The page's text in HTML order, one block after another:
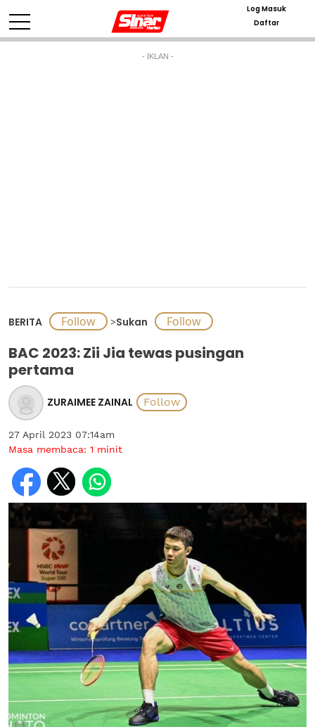
Log Masuk
Daftar
- IKLAN -
BERITA >Sukan
BAC 2023: Zii Jia tewas pusingan
pertama
ZURAIMEE ZAINAL
27 April 2023 07:14am
Masa membaca: 1 minit